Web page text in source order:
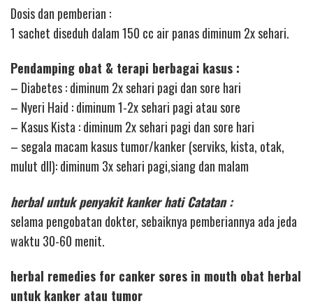
Dosis dan pemberian :
1 sachet diseduh dalam 150 cc air panas diminum 2x sehari.
Pendamping obat & terapi berbagai kasus :
– Diabetes : diminum 2x sehari pagi dan sore hari
– Nyeri Haid : diminum 1-2x sehari pagi atau sore
– Kasus Kista : diminum 2x sehari pagi dan sore hari
– segala macam kasus tumor/kanker (serviks, kista, otak,
mulut dll): diminum 3x sehari pagi,siang dan malam
herbal untuk penyakit kanker hati Catatan :
selama pengobatan dokter, sebaiknya pemberiannya ada jeda
waktu 30-60 menit.
herbal remedies for canker sores in mouth obat herbal
untuk kanker atau tumor